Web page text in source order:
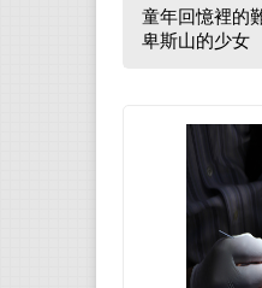
童年回憶裡的
卑斯山的少女